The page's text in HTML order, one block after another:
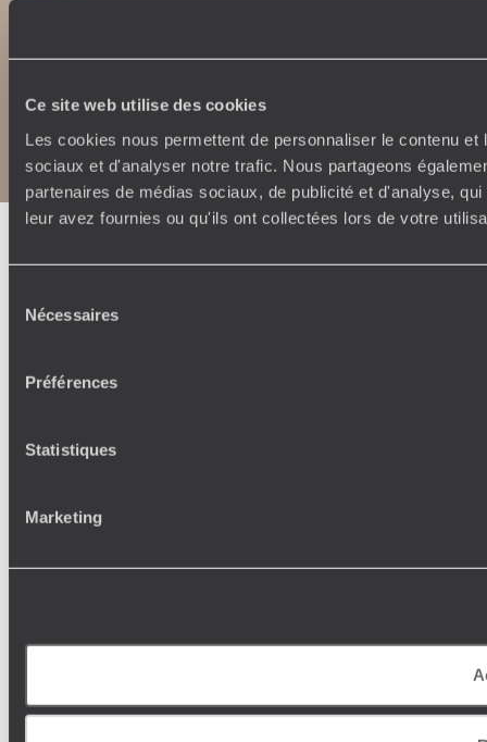
Ce site web utilise des cookies
Les cookies nous permettent de personnaliser le contenu
sociaux et d'analyser notre trafic. Nous partageons
partenaires de médias sociaux, de publicité et d'analyse,
leur avez fournies ou qu'ils ont collectées lors de votre
Nécessaires
Préférences
Statistiques
Marketing
CopyrightsPlan du site
Politique de confidentialité et de Cookies
Notice légale et CGU